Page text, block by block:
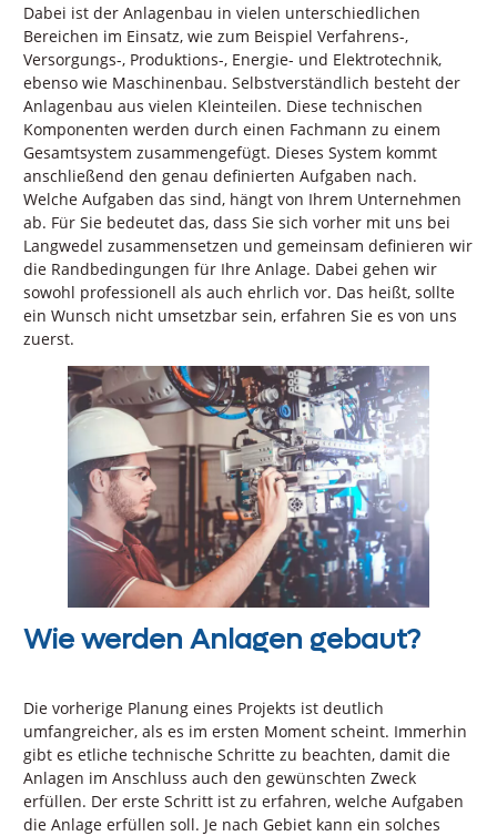
Dabei ist der Anlagenbau in vielen unterschiedlichen
Bereichen im Einsatz, wie zum Beispiel Verfahrens-,
Versorgungs-, Produktions-, Energie- und Elektrotechnik,
ebenso wie Maschinenbau. Selbstverständlich besteht der
Anlagenbau aus vielen Kleinteilen. Diese technischen
Komponenten werden durch einen Fachmann zu einem
Gesamtsystem zusammengefügt. Dieses System kommt
anschließend den genau definierten Aufgaben nach.
Welche Aufgaben das sind, hängt von Ihrem Unternehmen
ab. Für Sie bedeutet das, dass Sie sich vorher mit uns bei
Langwedel zusammensetzen und gemeinsam definieren wir
die Randbedingungen für Ihre Anlage. Dabei gehen wir
sowohl professionell als auch ehrlich vor. Das heißt, sollte
ein Wunsch nicht umsetzbar sein, erfahren Sie es von uns
zuerst.
Wie werden Anlagen gebaut?
Die vorherige Planung eines Projekts ist deutlich
umfangreicher, als es im ersten Moment scheint. Immerhin
gibt es etliche technische Schritte zu beachten, damit die
Anlagen im Anschluss auch den gewünschten Zweck
erfüllen. Der erste Schritt ist zu erfahren, welche Aufgaben
die Anlage erfüllen soll. Je nach Gebiet kann ein solches